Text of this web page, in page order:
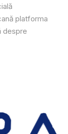
platforma
despre